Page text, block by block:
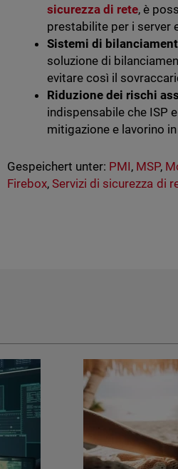
sicurezza di rete, è
prestabilite per i server
Sistemi di
soluzione di
evitare così il
Riduzione dei rischi
indispensabile che ISP
mitigazione e lavorino
Gespeichert unter: PMI, MSP,
Firebox,Servizi di sicurezza di